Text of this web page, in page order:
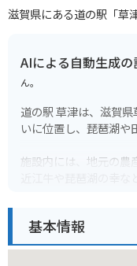
滋賀県にある道の駅「草
AIによる自動生成の
ん。
道の駅 草津は、滋賀
いに位置し、琵琶湖や
施設内には、地元の農
近江牛や琵琶湖の幸
バイク置き場は、施
いです。道の駅 草津
基本情報